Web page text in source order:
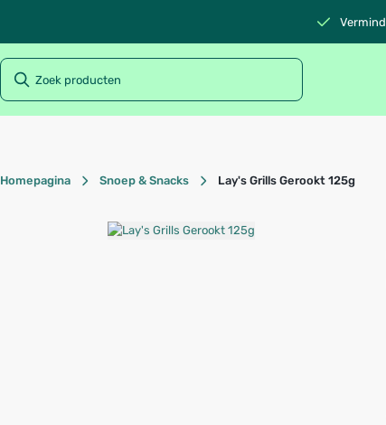
Homepagina Snoep & Snacks Lay's Grills Gerookt 125g